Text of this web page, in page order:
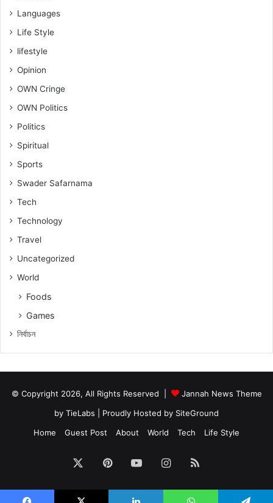
Languages
Life Style
lifestyle
Opinion
OWN Cringe
OWN Politics
Politics
Spiritual
Sports
Swader Safarnama
Tech
Technology
Travel
Uncategorized
World
Foods
Games
নিৰ্বাচন
© Copyright 2026, All Rights Reserved |
Jannah News Theme
by TieLabs | Proudly Hosted by SiteGround
Home
Guest Post About World Tech Life Style
PinterestYouTubeInstagram